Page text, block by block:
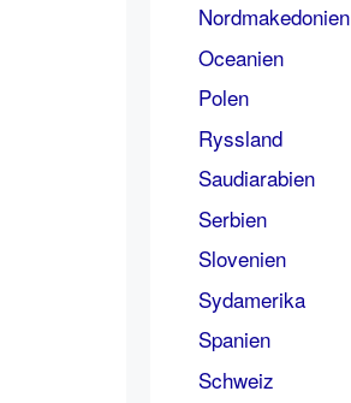
Nordmakedonien
Oceanien
Polen
Ryssland
Saudiarabien
Serbien
Slovenien
Sydamerika
Spanien
Schweiz